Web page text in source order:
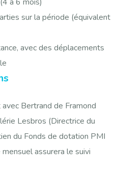
à 6 mois)
sur la période (équivalent
avec des déplacements
Bertrand de Framond
Lesbros (Directrice du
du Fonds de dotation PMI
assurera le suivi